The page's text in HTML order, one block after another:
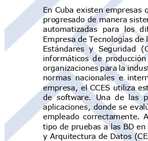
En Cuba existen
progresado de manera
automatizadas para los
Empresa de Tecnologías
Estándares y Seguridad
informáticos de
organizaciones para la
normas nacionales e
empresa, elCCES utiliza
de software. Una de las
aplicaciones, donde se
empleado correctamente.
tipo de pruebas a las BD
y Arquitectura de Datos